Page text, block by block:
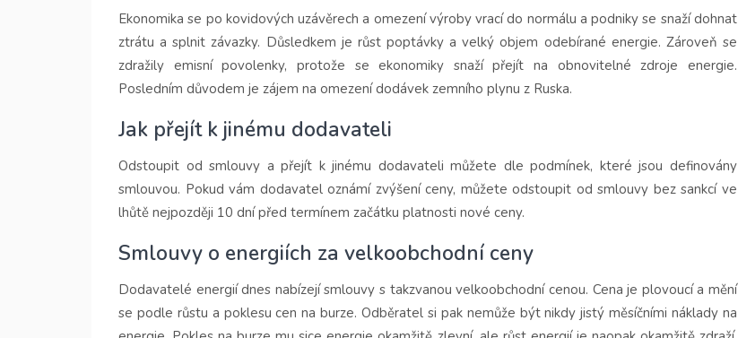
Ekonomika se po kovidových uzávěrech a omezení výroby vrací do normálu a podniky se snaží dohnat
ztrátu a splnit závazky. Důsledkem je růst poptávky a velký objem odebírané energie. Zároveň se
zdražily emisní povolenky, protože se ekonomiky snaží přejít na obnovitelné zdroje energie.
Posledním důvodem je zájem na omezení dodávek zemního plynu z Ruska.
Jak přejít k jinému dodavateli
Odstoupit od smlouvy a přejít k jinému dodavateli můžete dle podmínek, které jsou definovány
smlouvou. Pokud vám dodavatel oznámí zvýšení ceny, můžete odstoupit od smlouvy bez sankcí ve
lhůtě nejpozději 10 dní před termínem začátku platnosti nové ceny.
Smlouvy o energiích za velkoobchodní ceny
Dodavatelé energií dnes nabízejí smlouvy s takzvanou velkoobchodní cenou. Cena je plovoucí a mění
se podle růstu a poklesu cen na burze. Odběratel si pak nemůže být nikdy jistý měsíčními náklady na